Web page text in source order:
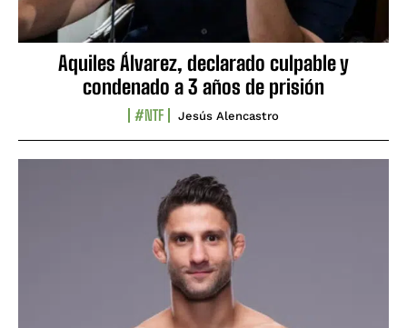
Aquiles Álvarez, declarado culpable y
condenado a 3 años de prisión
#NTF Jesús Alencastro